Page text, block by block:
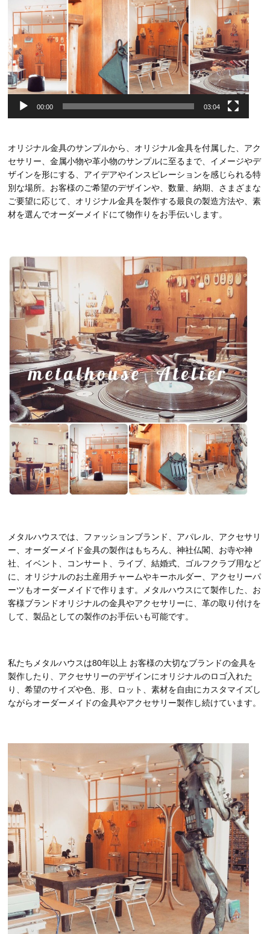
00:00 03:04
オリジナル金具のサンプルから、オリジナル金具を付属した、アク
セサリー、金属小物や革小物のサンプルに至るまで、イメージやデ
ザインを形にする、アイデアやインスピレーションを感じられる特
別な場所。お客様のご希望のデザインや、数量、納期、さまざまな
ご要望に応じて、オリジナル金具を製作する最良の製造方法や、素
材を選んでオーダーメイドにて物作りをお手伝いします。
メタルハウスでは、ファッションブランド、アパレル、アクセサリ
ー、オーダーメイド金具の製作はもちろん、神社仏閣、お寺や神
社、イベント、コンサート、ライブ、結婚式、ゴルフクラブ用など
に、オリジナルのお土産用チャームやキーホルダー、アクセリーパ
ーツもオーダーメイドで作ります。メタルハウスにて製作した、お
客様ブランドオリジナルの金具やアクセサリーに、革の取り付けを
して、製品としての製作のお手伝いも可能です。
私たちメタルハウスは80年以上 お客様の大切なブランドの金具を
製作したり、アクセサリーのデザインにオリジナルのロゴ入れた
り、希望のサイズや色、形、ロット、素材を自由にカスタマイズし
ながらオーダーメイドの金具やアクセサリー製作し続けています。